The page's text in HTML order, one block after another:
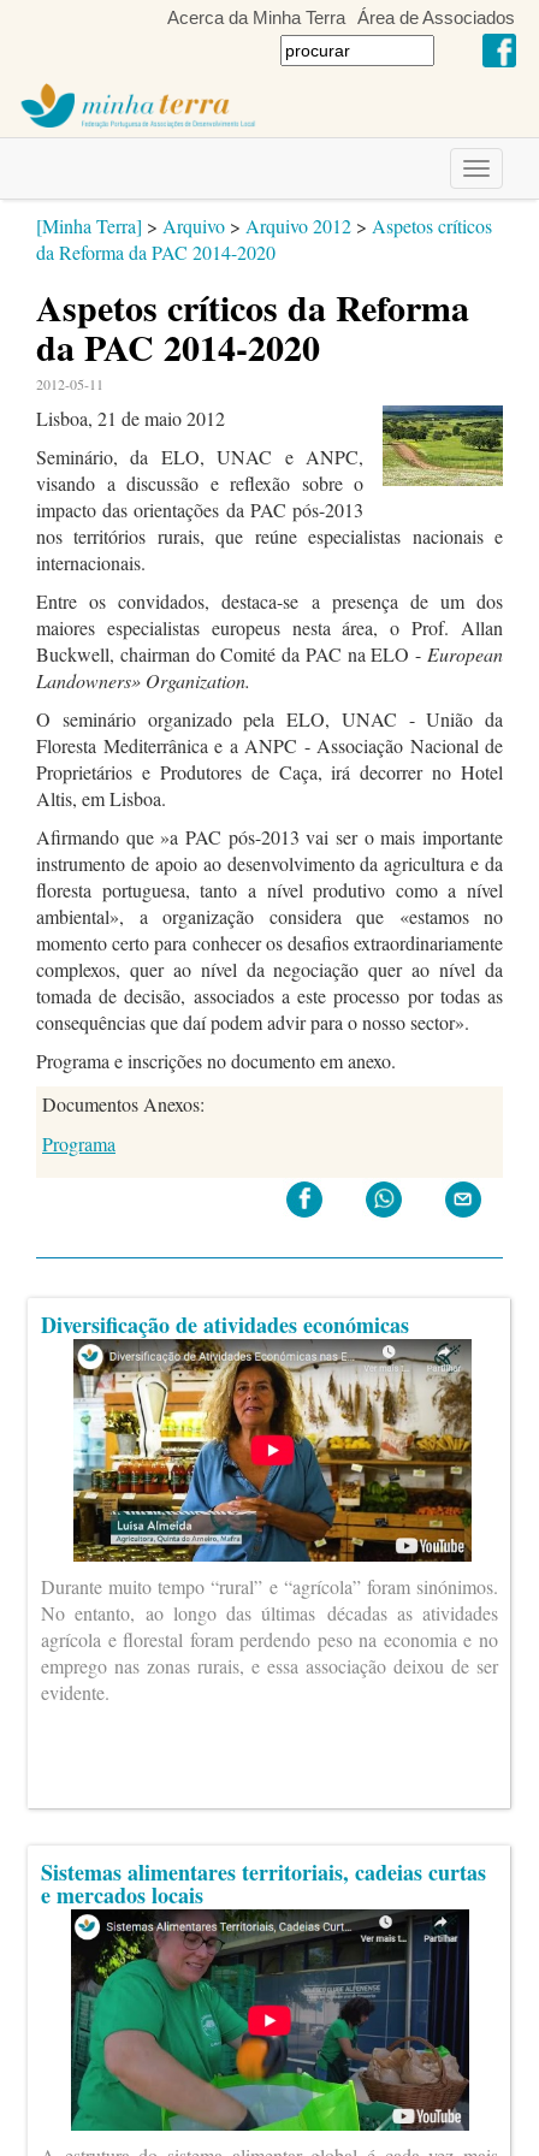
Acerca da Minha Terra Área de Associados
Toggle
[Minha Terra] > Arquivo > Arquivo 2012 > Aspetos críticos
da Reforma da PAC 2014-2020
Aspetos críticos da Reforma
da PAC 2014-2020
2012-05-11
Lisboa, 21 de maio 2012
Seminário, da ELO, UNAC e ANPC,
visando a discussão e reflexão sobre o
impacto das orientações da PAC pós-2013
nos territórios rurais, que reúne especialistas nacionais e
internacionais.
Entre os convidados, destaca-se a presença de um dos
maiores especialistas europeus nesta área, o Prof. Allan
Buckwell, chairman do Comité da PAC na ELO - European
Landowners» Organization.
O seminário organizado pela ELO, UNAC - União da
Floresta Mediterrânica e a ANPC - Associação Nacional de
Proprietários e Produtores de Caça, irá decorrer no Hotel
Altis, em Lisboa.
Afirmando que »a PAC pós-2013 vai ser o mais importante
instrumento de apoio ao desenvolvimento da agricultura e da
floresta portuguesa, tanto a nível produtivo como a nível
ambiental», a organização considera que «estamos no
momento certo para conhecer os desafios extraordinariamente
complexos, quer ao nível da negociação quer ao nível da
tomada de decisão, associados a este processo por todas as
consequências que daí podem advir para o nosso sector».
Programa e inscrições no documento em anexo.
Documentos Anexos:
Programa
Diversificação de atividades económicas
Durante muito tempo “rural” e “agrícola” foram sinónimos.
No entanto, ao longo das últimas décadas as atividades
agrícola e florestal foram perdendo peso na economia e no
emprego nas zonas rurais, e essa associação deixou de ser
evidente.
Sistemas alimentares territoriais, cadeias curtas
e mercados locais